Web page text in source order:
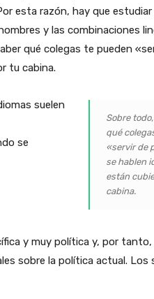
esta razón, hay que
y las combinaciones
qué colegas te pueden
tu cabina.
Sobre
qué
«servir de
se hablen
están
cabina.
suelen
se
y muy política y, por tanto,
sobre la política actual. Los